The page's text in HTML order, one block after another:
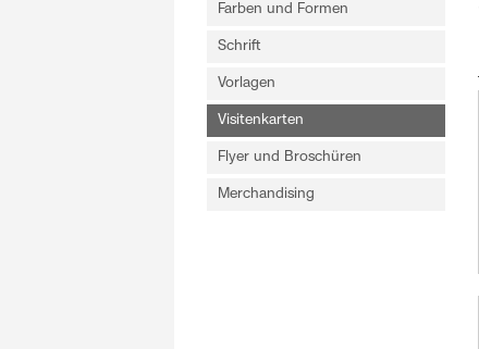
Farben und Formen
Schrift
Vorlagen
Visitenkarten
Flyer und Broschüren
Merchandising